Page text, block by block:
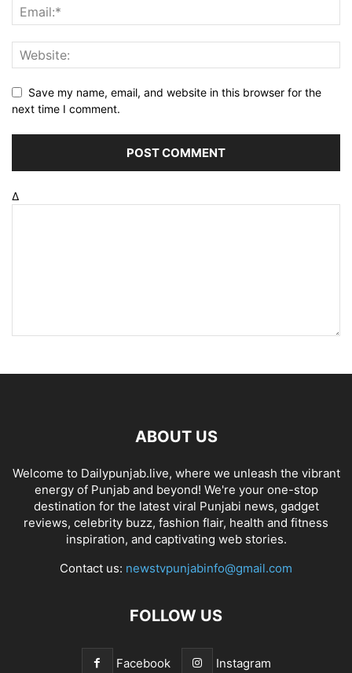
Save my name, email, and website in this browser for the
next time I comment.
Δ
ABOUT US
Welcome to Dailypunjab.live, where we unleash the vibrant
energy of Punjab and beyond! We're your one-stop
destination for the latest viral Punjabi news, gadget
reviews, celebrity buzz, fashion flair, health and fitness
inspiration, and captivating web stories.
Contact us: newstvpunjabinfo@gmail.com
FOLLOW US
Facebook Instagram